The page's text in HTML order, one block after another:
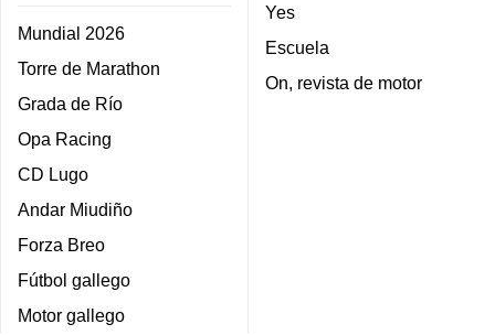
Mundial 2026
Torre de Marathon
Grada de Río
Opa Racing
CD Lugo
Andar Miudiño
Forza Breo
Fútbol gallego
Motor gallego
Yes
Escuela
On, revista de motor